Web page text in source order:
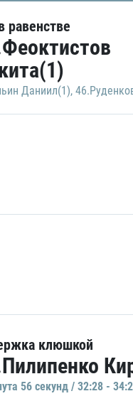
равенстве
Даниил(1),
клюшкой
56 секунд / 32:28 -